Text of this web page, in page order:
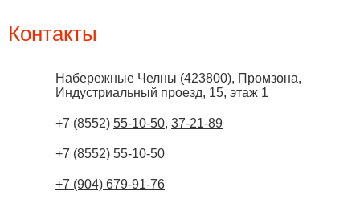
Контакты
Набережные Челны (423800), Промзона,
Индустриальный проезд, 15, этаж 1
+7 (8552) 55-10-50, 37-21-89
+7 (8552) 55-10-50
+7 (904) 679-91-76